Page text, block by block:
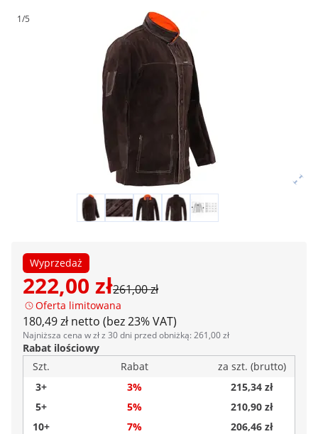
1/5
Wyprzedaż
222,00 zł261,00 zł
Oferta limitowana
180,49 zł netto (bez 23% VAT)
Najniższa cena w zł z 30 dni przed obniżką: 261,00 zł
Rabat ilościowy
Szt.
Rabat
za szt. (brutto)
3+
3%
215,34 zł
5+
5%
210,90 zł
10+
7% 206,46 zł